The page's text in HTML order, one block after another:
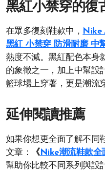
黑紅小禁穿的復
在眾多復刻鞋款中， Nike
黑紅 小禁穿 防滑耐磨 中
熱度不減。黑紅配色本身
的象徵之一，加上中幫設
籃球場上穿著，更是潮流
延伸閱讀推薦
如果你想更全面了解不同
文章：
《Nike潮流鞋款全
幫助你比較不同系列與設